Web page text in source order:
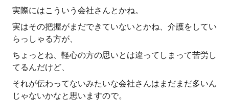
実際にはこういう会社さんとかね。
実はその把握がまだできていないとかね、介護をしてい
らっしゃる方が、
ちょっとね、軽心の方の思いとは違ってしまって苦労し
てるんだけど、
それが伝わってないみたいな会社さんはまだまだ多いん
じゃないかなと思いますので。